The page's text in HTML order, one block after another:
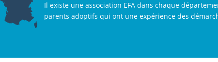
Il existe une association EFA dans chaque
parents adoptifs qui ont une expérience des